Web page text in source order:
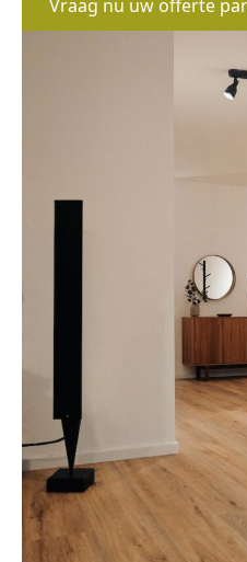
Vraag nu uw offerte